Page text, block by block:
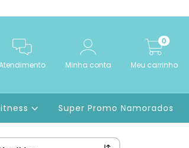
Minha conta Meu carrinho
0
Super Promo Namorados